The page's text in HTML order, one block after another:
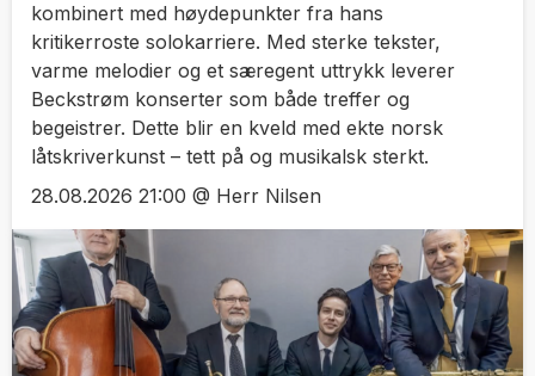
kombinert med høydepunkter fra hans
kritikerroste solokarriere. Med sterke tekster,
varme melodier og et særegent uttrykk leverer
Beckstrøm konserter som både treffer og
begeistrer. Dette blir en kveld med ekte norsk
låtskriverkunst – tett på og musikalsk sterkt.
28.08.2026 21:00 @ Herr Nilsen